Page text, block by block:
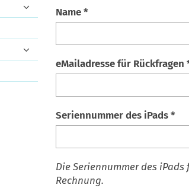
Name *
eMailadresse für Rückfragen
Seriennummer des iPads *
Die Seriennummer des
Rechnung.